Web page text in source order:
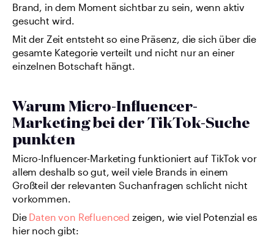
Brand, in dem Moment sichtbar zu sein, wenn aktiv
gesucht wird.
Mit der Zeit entsteht so eine Präsenz, die sich über die
gesamte Kategorie verteilt und nicht nur an einer
einzelnen Botschaft hängt.
Warum Micro-Influencer-
Marketing bei der TikTok-Suche
punkten
Micro-Influencer-Marketing funktioniert auf TikTok vor
allem deshalb so gut, weil viele Brands in einem
Großteil der relevanten Suchanfragen schlicht nicht
vorkommen.
Die Daten von Refluenced zeigen, wie viel Potenzial es
hier noch gibt: